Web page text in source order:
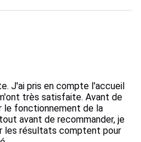
J'ai pris en compte l'accueil
très satisfaite. Avant de
le fonctionnement de la
avant de recommander, je
les résultats comptent pour